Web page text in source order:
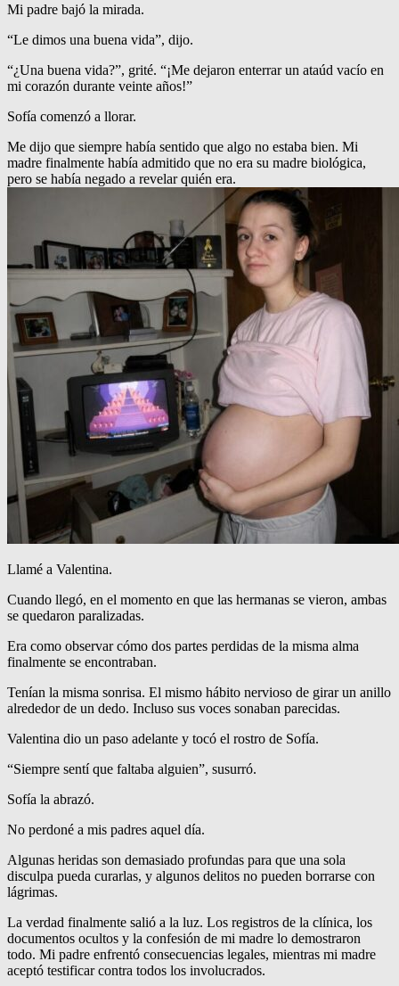
Mi padre bajó la mirada.
“Le dimos una buena vida”, dijo.
“¿Una buena vida?”, grité. “¡Me dejaron enterrar un ataúd vacío en
mi corazón durante veinte años!”
Sofía comenzó a llorar.
Me dijo que siempre había sentido que algo no estaba bien. Mi
madre finalmente había admitido que no era su madre biológica,
pero se había negado a revelar quién era.
Llamé a Valentina.
Cuando llegó, en el momento en que las hermanas se vieron, ambas
se quedaron paralizadas.
Era como observar cómo dos partes perdidas de la misma alma
finalmente se encontraban.
Tenían la misma sonrisa. El mismo hábito nervioso de girar un anillo
alrededor de un dedo. Incluso sus voces sonaban parecidas.
Valentina dio un paso adelante y tocó el rostro de Sofía.
“Siempre sentí que faltaba alguien”, susurró.
Sofía la abrazó.
No perdoné a mis padres aquel día.
Algunas heridas son demasiado profundas para que una sola
disculpa pueda curarlas, y algunos delitos no pueden borrarse con
lágrimas.
La verdad finalmente salió a la luz. Los registros de la clínica, los
documentos ocultos y la confesión de mi madre lo demostraron
todo. Mi padre enfrentó consecuencias legales, mientras mi madre
aceptó testificar contra todos los involucrados.